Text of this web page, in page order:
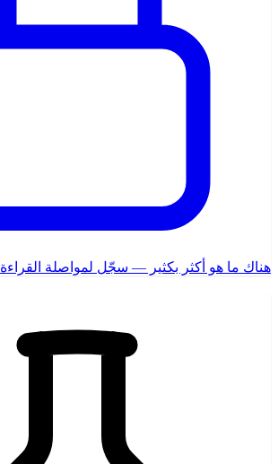
هناك ما هو أكثر بكثير — سجّل لمواصلة القراءة